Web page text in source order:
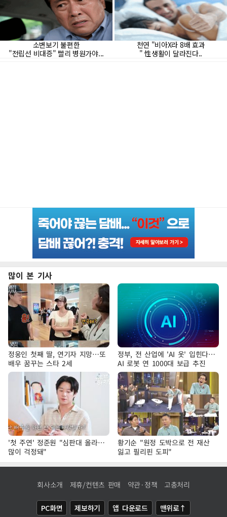
많이 본 기사
정웅인 첫째 딸, 연기자 지망…또
배우 꿈꾸는 스타 2세
정부, 전 산업에 'AI 옷' 입힌다…
AI 로봇 연 1000대 보급 추진
'첫 주연' 정준원 "심판대 올라…
많이 걱정돼"
황기순 "원정 도박으로 전 재산
잃고 필리핀 도피"
회사소개 제휴/컨텐츠 판매 약관·정책 고충처리
PC화면 제보하기 앱 다운로드 맨위로↑